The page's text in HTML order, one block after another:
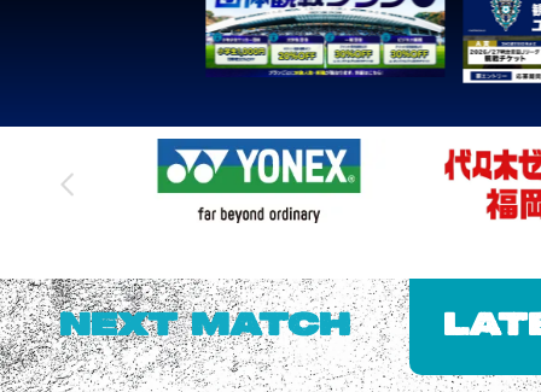
NEXT MATCH